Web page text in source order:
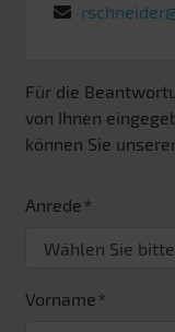
Für die
von Ihnen
können Sie
Anrede
Vorname